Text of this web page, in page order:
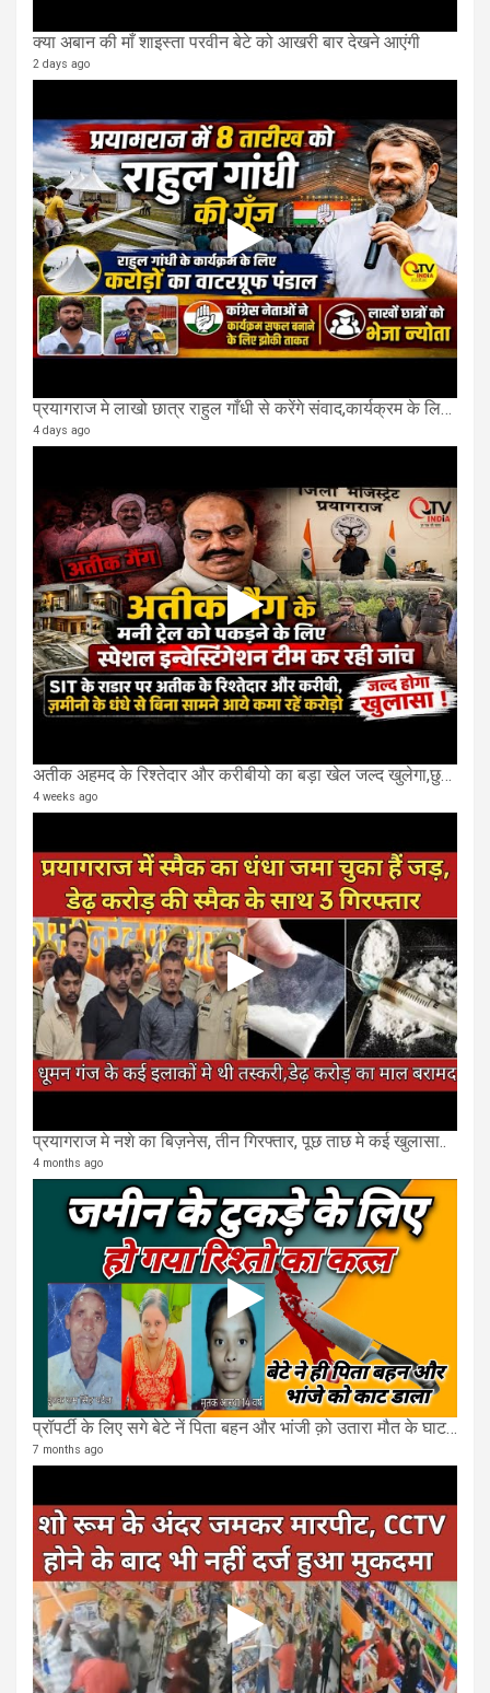
क्या अबान की माँ शाइस्ता परवीन बेटे को आखरी बार देखने आएंगी
2 days ago
प्रयागराज मे लाखो छात्र राहुल गाँधी से करेंगे संवाद,कार्यक्रम के लिए बन रहा करोड़ो का पंडाल
4 days ago
अतीक अहमद के रिश्तेदार और करीबीयो का बड़ा खेल जल्द खुलेगा,छुप कर करोड़ो कमाने वाले SIT के राडार पर
4 weeks ago
प्रयागराज मे नशे का बिज़नेस, तीन गिरफ्तार, पूछ ताछ मे कई खुलासा..
4 months ago
प्रॉपर्टी के लिए सगे बेटे नें पिता बहन और भांजी क़ो उतारा मौत के घाट, भाई पर भी हमला
7 months ago